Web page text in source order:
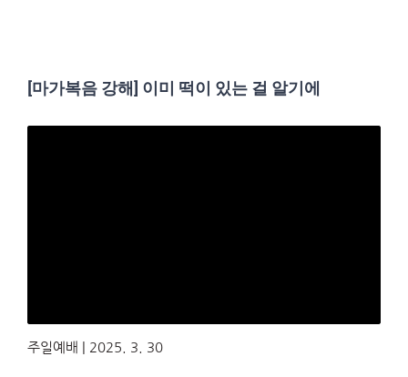
[마가복음 강해] 이미 떡이 있는 걸 알기에
주일예배 | 2025. 3. 30